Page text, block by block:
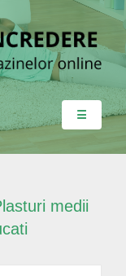
☰
medii